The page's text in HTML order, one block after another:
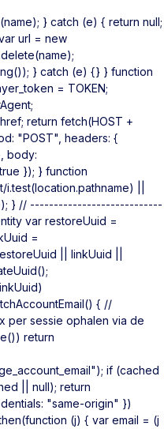
} catch (e) { return null;
url = new
} catch (e) {} } function
= TOKEN;
return fetch(HOST +
"POST", headers: {
body:
}); } function
||
} // ----------------------------
var restoreUuid =
=
|| linkUuid ||
{ //
per sessie ophalen via de
return
if (cached
|| null); return
"same-origin" })
(j) { var email = (j